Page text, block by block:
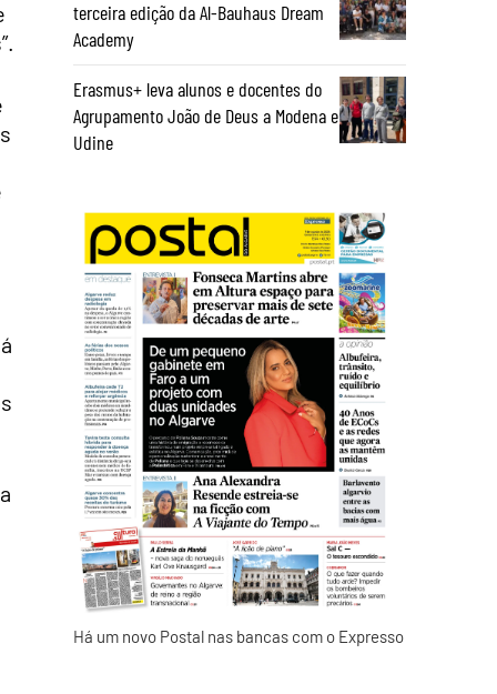
terceira edição da Al-Bauhaus Dream
Academy
Erasmus+ leva alunos e docentes do
Agrupamento João de Deus a Modena e
Udine
Há um novo Postal nas bancas com o Expresso